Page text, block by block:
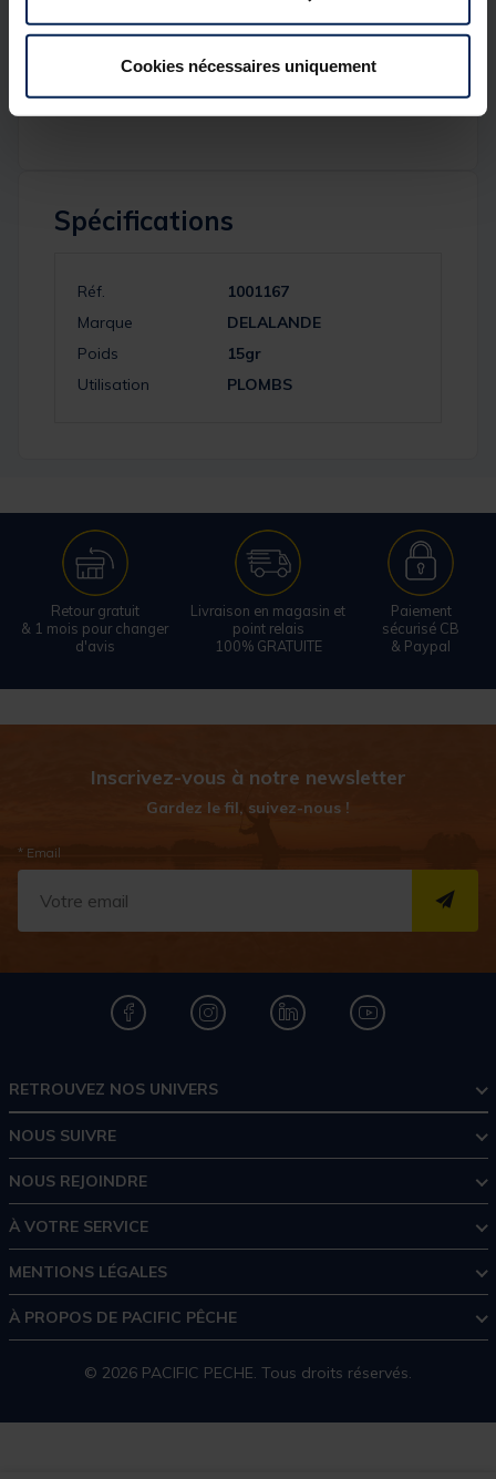
Cookies nécessaires uniquement
Caractéristiques du Plomb Balle avec Anneau
Nickelé:
Poids : 15 g
Vendu par 3
Spécifications
Réf.
1001167
Marque
DELALANDE
Poids
15gr
Utilisation
PLOMBS
Retour gratuit
& 1 mois pour changer
d'avis
Livraison en magasin et
point relais
100% GRATUITE
Paiement
sécurisé CB
& Paypal
Inscrivez-vous à notre newsletter
Gardez le fil, suivez-nous !
* Email
RETROUVEZ NOS UNIVERS
NOUS SUIVRE
NOUS REJOINDRE
À VOTRE SERVICE
MENTIONS LÉGALES
À PROPOS DE PACIFIC PÊCHE
© 2026 PACIFIC PECHE. Tous droits réservés.